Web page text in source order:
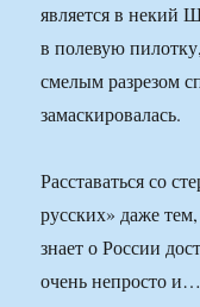
является в некий
в полевую
смелым разрезом
замаскировалась.
Расставаться со
русских» даже
знает о России
очень непросто и…